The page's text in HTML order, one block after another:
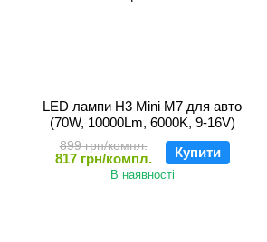
LED лампи H3 Mini M7 для авто
(70W, 10000Lm, 6000K, 9-16V)
899 грн/компл.
817 грн/компл. Купити
В наявності